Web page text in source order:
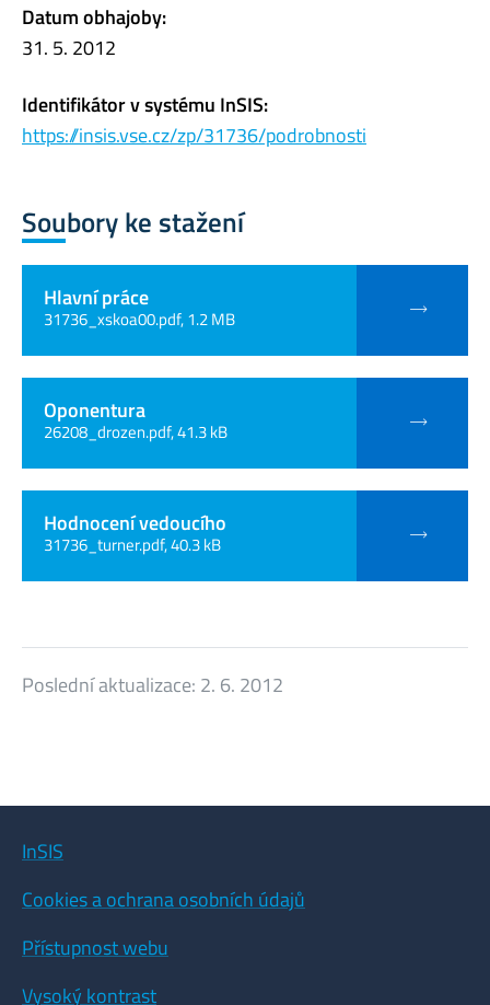
Datum obhajoby:
31. 5. 2012
Identifikátor v systému InSIS:
https://insis.vse.cz/zp/31736/podrobnosti
Soubory ke stažení
Hlavní práce
31736_xskoa00.pdf, 1.2 MB
Oponentura
26208_drozen.pdf, 41.3 kB
Hodnocení vedoucího
31736_turner.pdf, 40.3 kB
Poslední aktualizace: 2. 6. 2012
InSIS
Cookies a ochrana osobních údajů
Přístupnost webu
Vysoký kontrast